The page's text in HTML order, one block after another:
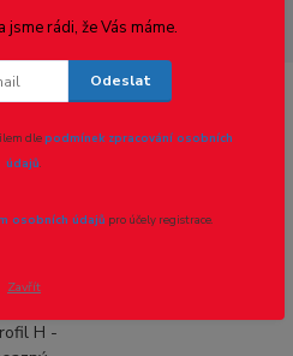
jsme rádi, že Vás máme.
Odeslat
dlepodmínek zpracování osobních
údajů.
osobních údajů pro účely registrace.
Zavřít